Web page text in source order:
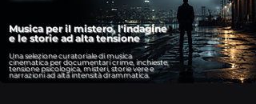
Musica per il mistero, l'indagine
e le storie ad alta tensione
Una selezione curatoriale di musica
cinematica per documentari crime, inchieste,
tensione psicologica, misteri, storie vere e
narrazioni ad alta intensità drammatica.